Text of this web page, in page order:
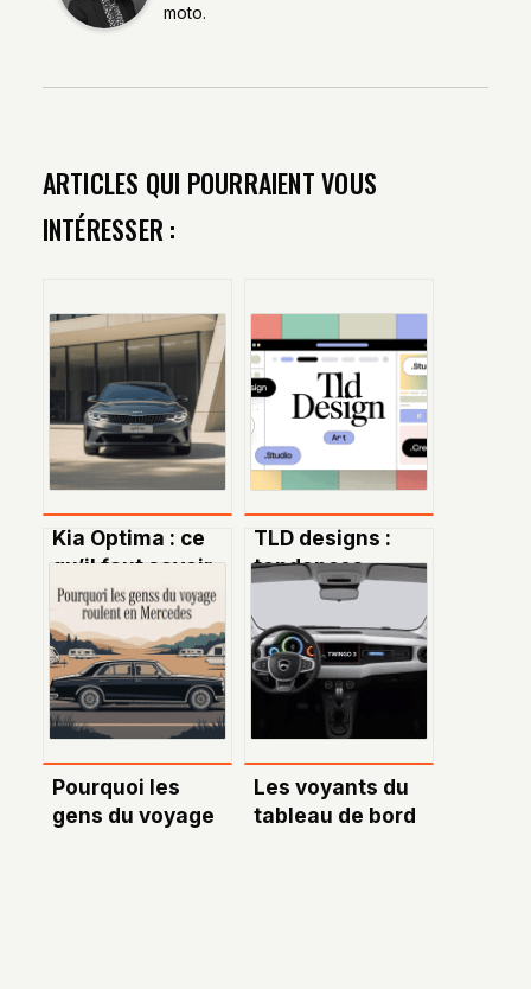
moto.
ARTICLES QUI POURRAIENT VOUS
INTÉRESSER :
Kia Optima : ce
qu’il faut savoir
sur la berline
élégante et
performante
TLD designs :
tendances,
conseils et
stratégies pour
choisir le bon
nom de domaine
Pourquoi les
gens du voyage
Les voyants du
tableau de bord